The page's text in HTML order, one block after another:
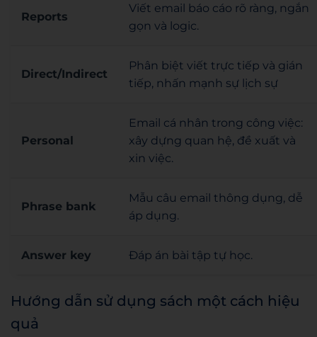
Reports
Viết email báo cáo rõ ràng, ngắn
gọn và logic.
Direct/Indirect
Phân biệt viết trực tiếp và gián
tiếp, nhấn mạnh sự lịch sự
Personal
Email cá nhân trong công việc:
xây dựng quan hệ, đề xuất và
xin việc.
Phrase bank
Mẫu câu email thông dụng, dễ
áp dụng.
Answer key Đáp án bài tập tự học.
Hướng dẫn sử dụng sách một cách hiệu
quả